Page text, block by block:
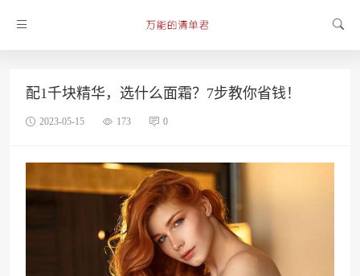
配1千块精华，选什么面霜？7步教你省钱！
2023-05-15 173 0